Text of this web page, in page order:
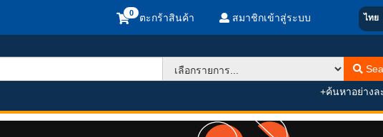
ตะกร้าสินค้า สมาชิกเข้าสู่ระบบ ไทย
+ค้นหาอย่างล